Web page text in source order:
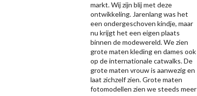
markt. Wij zijn blij met deze
ontwikkeling. Jarenlang was het
een ondergeschoven kindje, maar
nu krijgt het een eigen plaats
binnen de modewereld. We zien
grote maten kleding en dames ook
op de internationale catwalks. De
grote maten vrouw is aanwezig en
laat zichzelf zien. Grote maten
fotomodellen zien we steeds meer